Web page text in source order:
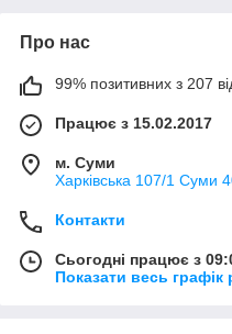
Про нас
99% позитивних з 207
Працює з 15.02.2017
м. Суми
Харківська 107/1 Суми
Контакти
Сьогодні працює з
Показати весь графік